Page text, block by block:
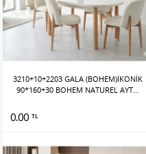
3210+10+2203 GALA (BOHEM)İKONİK
90*160+30 BOHEM NATUREL AYT...
0.00 TL